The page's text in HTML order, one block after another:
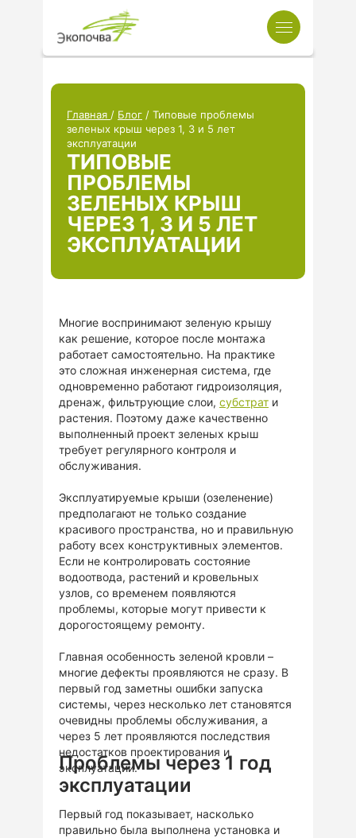
ТИПОВЫЕ
ПРОБЛЕМЫ
ЗЕЛЕНЫХ КРЫШ
ЧЕРЕЗ 1, 3 И 5 ЛЕТ
ЭКСПЛУАТАЦИИ
Главная / Блог / Типовые проблемы
зеленых крыш через 1, 3 и 5 лет
эксплуатации
Многие воспринимают зеленую крышу
как решение, которое после монтажа
работает самостоятельно. На практике
это сложная инженерная система, где
одновременно работают гидроизоляция,
дренаж, фильтрующие слои, субстрат и
растения. Поэтому даже качественно
выполненный проект зеленых крыш
требует регулярного контроля и
обслуживания.
Эксплуатируемые крыши (озеленение)
предполагают не только создание
красивого пространства, но и правильную
работу всех конструктивных элементов.
Если не контролировать состояние
водоотвода, растений и кровельных
узлов, со временем появляются
проблемы, которые могут привести к
дорогостоящему ремонту.
Главная особенность зеленой кровли –
многие дефекты проявляются не сразу. В
первый год заметны ошибки запуска
системы, через несколько лет становятся
очевидны проблемы обслуживания, а
через 5 лет проявляются последствия
недостатков проектирования и
эксплуатации.
Проблемы через 1 год
эксплуатации
Первый год показывает, насколько
правильно была выполнена установка и